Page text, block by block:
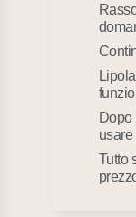
Dopo
usare
Tutto